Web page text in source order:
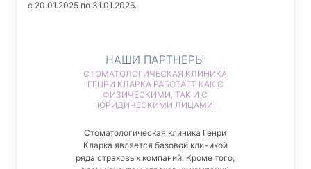
с 20.01.2025 по 31.01.2026.
НАШИ ПАРТНЕРЫ
СТОМАТОЛОГИЧЕСКАЯ КЛИНИКА
ГЕНРИ КЛАРКА РАБОТАЕТ КАК С
ФИЗИЧЕСКИМИ, ТАК И С
ЮРИДИЧЕСКИМИ ЛИЦАМИ
Стоматологическая клиника Генри
Кларка является базовой клиникой
ряда страховых компаний. Кроме того,